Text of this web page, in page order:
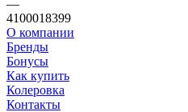
—
4100018399
О компании
Бренды
Бонусы
Как купить
Колеровка
Контакты